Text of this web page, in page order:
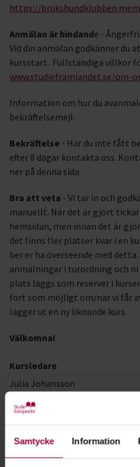
Samtycke Information
https://
Anmälan är bindande -
Vid din anmälan godkänner du
kursstart. Fullständiga villkor
www.studieframjandet.se/om-
Information om hur du
bekräftelsemejl.
Bekräftelse - Har du inte fått
efter 8 dagar kontakta oss.
ner på denna sida.
Bra att veta - Vi tar in och
manuellt. När det är gjort
hemsidan, men innan det är
det finns fler platser kvar i en
ber er ha överseende med
anmälningar i turordning och
plats läggs som reserver i
fort som möjligt om/när vi får
lägger ut en ny liknande kurs.
Välkomna!
Kursledare
Julia Johansson
I samarbete med